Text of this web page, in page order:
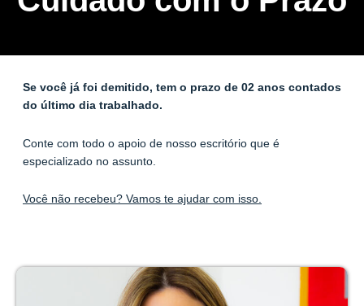
Se você já foi demitido, tem o prazo de 02 anos contados
do último dia trabalhado.
Conte com todo o apoio de nosso escritório que é
especializado no assunto.
Você não recebeu? Vamos te ajudar com isso.